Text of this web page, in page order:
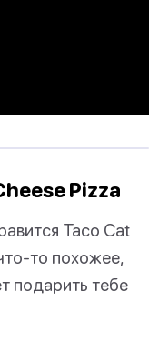
Pizza
Taco Cat
то похожее,
подарить тебе